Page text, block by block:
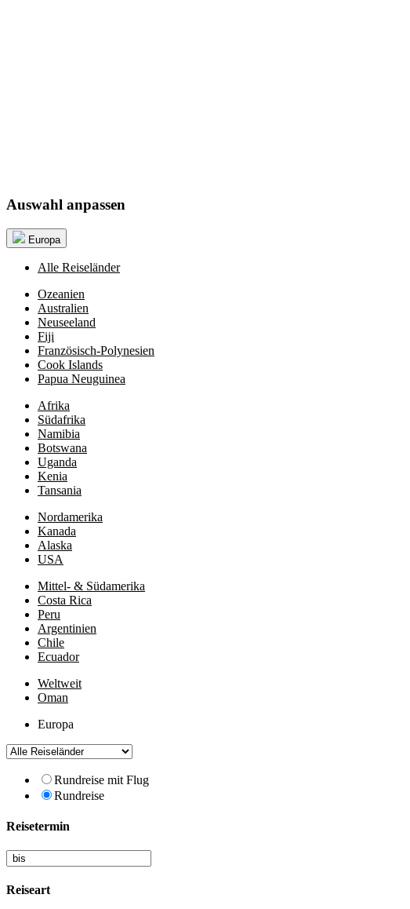
Auswahl anpassen
Europa
Alle Reiseländer
Ozeanien
Australien
Neuseeland
Fiji
Französisch-Polynesien
Cook Islands
Papua Neuguinea
Afrika
Südafrika
Namibia
Botswana
Uganda
Kenia
Tansania
Nordamerika
Kanada
Alaska
USA
Mittel- & Südamerika
Costa Rica
Peru
Argentinien
Chile
Ecuador
Weltweit
Oman
Europa
Rundreise mit Flug
Rundreise
Reisetermin
Reiseart